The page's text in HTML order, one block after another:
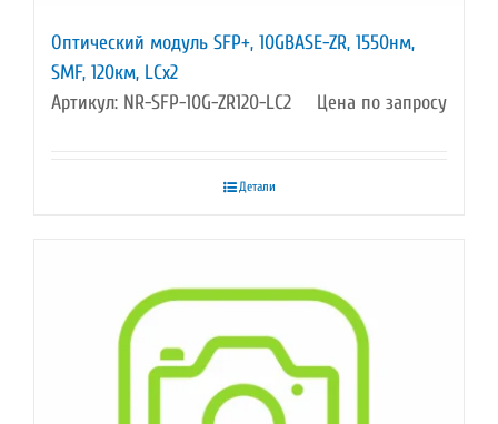
Оптический модуль SFP+, 10GBASE-ZR, 1550нм,
SMF, 120км, LCx2
Артикул: NR-SFP-10G-ZR120-LC2
Цена по запросу
Детали